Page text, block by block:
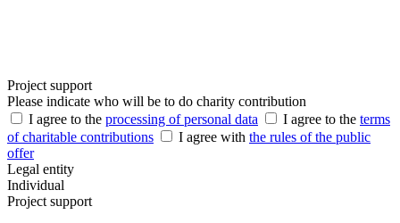
Project support
Please indicate who will be to do charity contribution
I agree to the processing of personal data I agree to the terms
of charitable contributions
I agree with the rules of the public
offer
Legal entity
Individual
Project support